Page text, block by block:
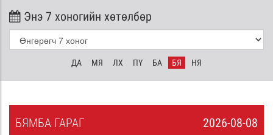
Энэ 7 хоногийн хөтөлбөр
ДА МЯ ЛХ ПҮ БА БЯ НЯ
2026-08-08
БЯМБА ГАРАГ